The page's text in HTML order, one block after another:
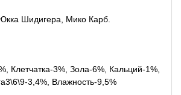
Шидигера, Мико Карб.
Клетчатка-3%, Зола-6%, Кальций-1%,
3,4%, Влажность-9,5%